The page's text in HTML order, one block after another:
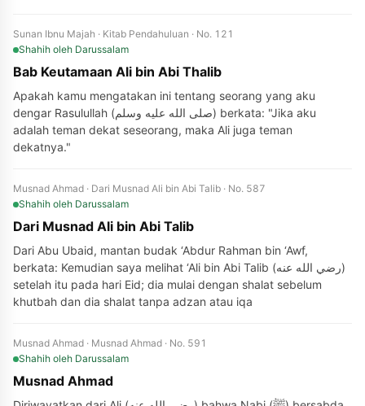
Sunan Ibnu Majah · Kitab Pendahuluan · No. 121
Shahih oleh Darussalam
Bab Keutamaan Ali bin Abi Thalib
Apakah kamu mengatakan ini tentang seorang yang aku
dengar Rasulullah (صلى الله عليه وسلم) berkata: "Jika aku
adalah teman dekat seseorang, maka Ali juga teman
dekatnya."
Musnad Ahmad · Dari Musnad Ali bin Abi Talib · No. 587
Shahih oleh Darussalam
Dari Musnad Ali bin Abi Talib
Dari Abu Ubaid, mantan budak ‘Abdur Rahman bin ‘Awf,
berkata: Kemudian saya melihat ‘Ali bin Abi Talib (رضي الله عنه)
setelah itu pada hari Eid; dia mulai dengan shalat sebelum
khutbah dan dia shalat tanpa adzan atau iqa
Musnad Ahmad · Musnad Ahmad · No. 591
Shahih oleh Darussalam
Musnad Ahmad